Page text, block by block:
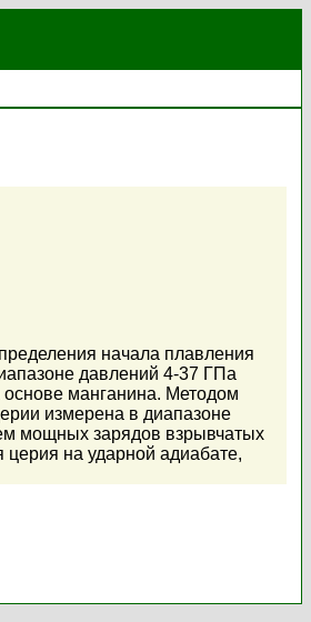
начала плавления
давлений 4-37 ГПа
основе манганина. Методом
измерена в диапазоне
мощных зарядов взрывчатых
на ударной адиабате,